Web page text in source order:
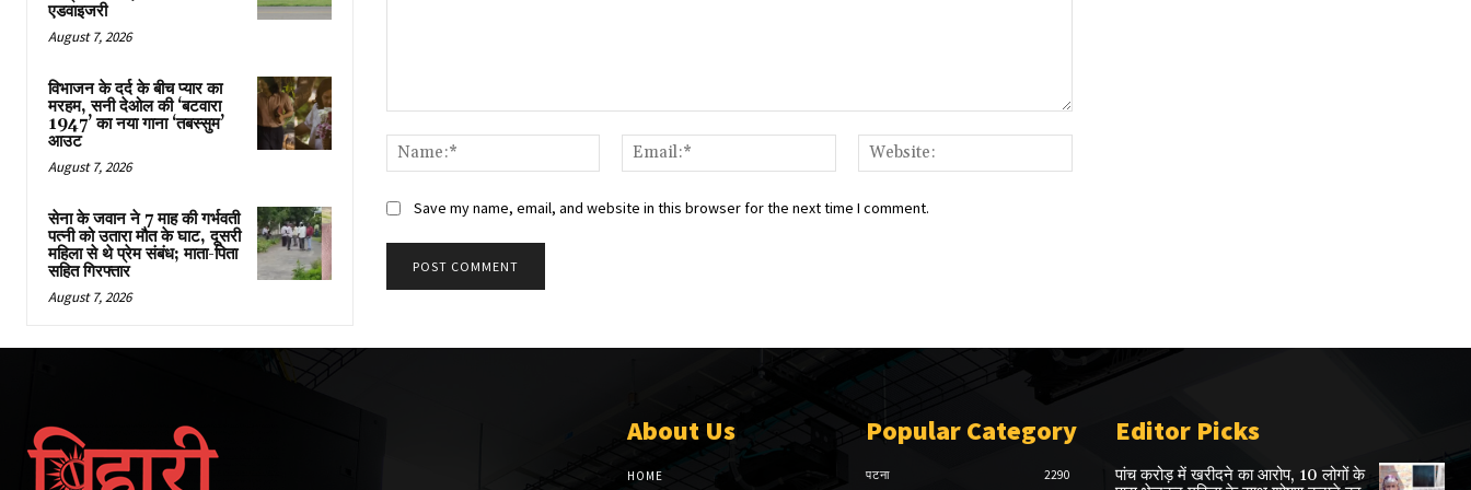
एडवाइजरी
August 7, 2026
विभाजन के दर्द के बीच प्यार का
मरहम, सनी देओल की ‘बटवारा
1947’ का नया गाना ‘तबस्सुम’
आउट
August 7, 2026
सेना के जवान ने 7 माह की गर्भवती
पत्नी को उतारा मौत के घाट, दूसरी
महिला से थे प्रेम संबंध; माता-पिता
सहित गिरफ्तार
August 7, 2026
Name:*
Email:*
Save my name, email, and website in this browser for the next time I comment.
About Us
HOME
Popular Category
पटना 2290
Editor Picks
पांच करोड़ में खरीदने का आरोप, 10 लोगों के